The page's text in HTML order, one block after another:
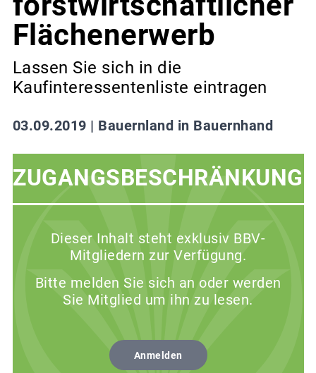
Flächenerwerb
Lassen Sie sich in die
Kaufinteressentenliste eintragen
03.09.2019 | Bauernland in Bauernhand
ZUGANGSBESCHRÄNKUNG
Dieser Inhalt steht exklusiv BBV-
Mitgliedern zur Verfügung.
Bitte melden Sie sich an oder werden
Sie Mitglied um ihn zu lesen.
Anmelden